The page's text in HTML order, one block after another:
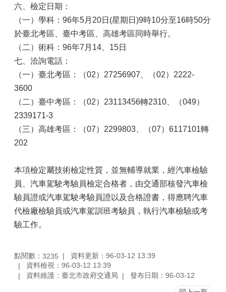
六、檢定日期：
（一）學科：96年5月20日(星期日)9時10分至16時50分
於臺北考區、臺中考區、高雄考區同時舉行。
（二）術科：96年7月14、15日
七、洽詢電話：
（一）臺北考區：（02）27256907、（02）2222-
3600
（二）臺中考區：（02）23113456轉2310、（049）
2339171-3
（三）高雄考區：（07）2299803、（07）6117101轉
202
本項檢定屬技術檢定性質，並無輔導就業，經汽車檢驗
員、汽車駕駛考驗員檢定合格者，由交通部核發汽車檢
驗員證或汽車駕駛考驗員證以及合格證書，得應聘汽車
代檢廠檢驗員或汽車駕訓班考驗員，執行汽車檢驗或考
驗工作。
點閱數： 3235
資料更新：96-03-12 13:39
資料檢視：96-03-12 13:39
資料維護：臺北市政府交通局
發布日期：96-03-12